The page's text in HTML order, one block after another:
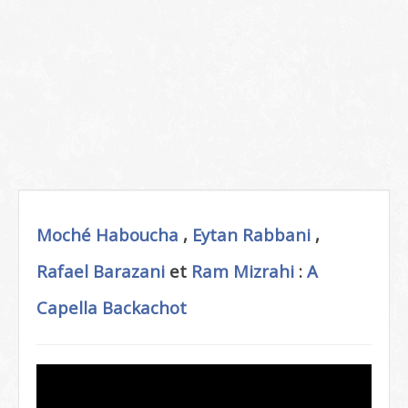
Moché Haboucha , Eytan Rabbani ,
Rafael Barazani et Ram Mizrahi : A
Capella Backachot